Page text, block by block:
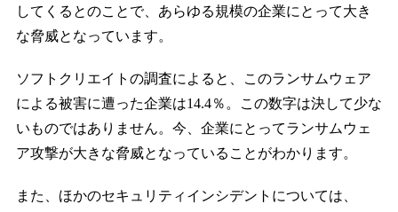
してくるとのことで、あらゆる規模の企業にとって大き
な脅威となっています。
ソフトクリエイトの調査によると、このランサムウェア
による被害に遭った企業は14.4％。この数字は決して少な
いものではありません。今、企業にとってランサムウェ
ア攻撃が大きな脅威となっていることがわかります。
また、ほかのセキュリティインシデントについては、